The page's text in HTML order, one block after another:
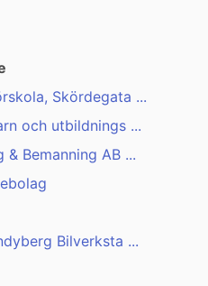
Skördegata ...
och utbildnings ...
Bemanning AB ...
Bilverksta ...